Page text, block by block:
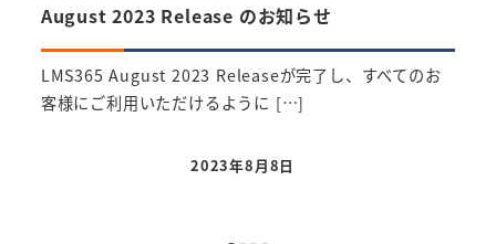
August 2023 Release のお知らせ
LMS365 August 2023 Releaseが完了し、すべてのお
客様にご利用いただけるように […]
投稿日
2023年8月8日